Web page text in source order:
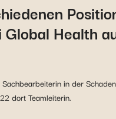
Health
in der
dort Teamleiterin.